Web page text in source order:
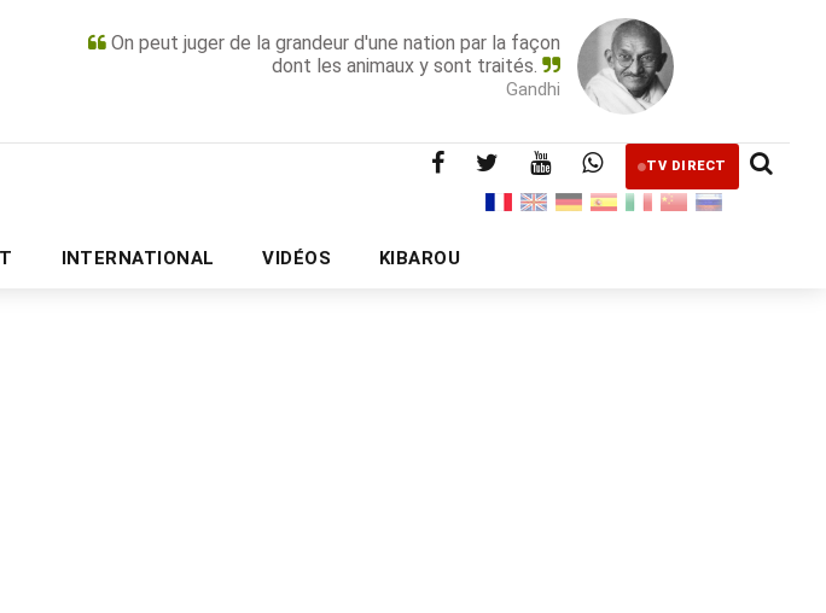
On peut juger de la grandeur d'une nation par la façon
dont les animaux y sont traités.
Gandhi
TV DIRECT
INTERNATIONAL VIDÉOS KIBAROU